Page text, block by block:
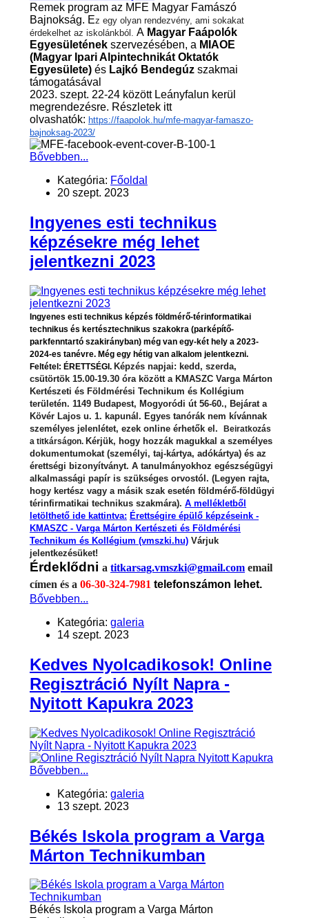
Remek program az MFE Magyar Famászó
Bajnokság. Ez egy olyan rendezvény, ami sokakat
érdekelhet az iskolánkból.
A Magyar Faápolók
Egyesületének szervezésében, a MIAOE
(Magyar Ipari Alpintechnikát Oktatók
Egyesülete) és Lajkó Bendegúz szakmai
támogatásával
2023. szept. 22-24 között Leányfalun kerül
megrendezésre. Részletek itt
olvashatók: https://faapolok.hu/mfe-magyar-famaszo-
bajnoksag-2023/
Bővebben...
Kategória: Főoldal
20 szept. 2023
Ingyenes esti technikus
képzésekre még lehet
jelentkezni 2023
Ingyenes esti technikus képzés földmérő-térinformatikai
technikus és kertésztechnikus szakokra (parképítő-
parkfenntartó szakirányban) még van egy-két hely a 2023-
2024-es tanévre. Még egy hétig van alkalom jelentkezni.
Feltétel: ÉRETTSÉGI. Képzés napjai: kedd, szerda,
csütörtök 15.00-19.30 óra között a KMASZC Varga Márton
Kertészeti és Földmérési Technikum és Kollégium
területén. 1149 Budapest, Mogyoródi út 56-60., Bejárat a
Kövér Lajos u. 1. kapunál. Egyes tanórák nem kívánnak
személyes jelenlétet, ezek online érhetők el. Beiratkozás
a titkárságon. Kérjük, hogy hozzák magukkal a személyes
dokumentumokat (személyi, taj-kártya, adókártya) és az
érettségi bizonyítványt. A tanulmányokhoz egészségügyi
alkalmassági papír is szükséges orvostól. (Legyen rajta,
hogy kertész vagy a másik szak esetén földmérő-földügyi
térinfirmatikai technikus szakmára). A mellékletből
letölthető ide kattintva: Érettségire épülő képzéseink -
KMASZC - Varga Márton Kertészeti és Földmérési
Technikum és Kollégium (vmszki.hu) Várjuk
jelentkezésüket!
Érdeklődni a titkarsag.vmszki@gmail.com email
címen és a 06-30-324-7981 telefonszámon lehet.
Bővebben...
Kategória: galeria
14 szept. 2023
Kedves Nyolcadikosok! Online
Regisztráció Nyílt Napra -
Nyitott Kapukra 2023
Bővebben...
Kategória: galeria
13 szept. 2023
Békés Iskola program a Varga
Márton Technikumban
Békés Iskola program a Varga Márton